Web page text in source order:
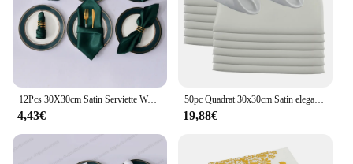
12Pcs 30X30cm Satin Serviette Weiche Taschentuch Romantische Hochzeit Bankett Tisch Platz Servietten Dinner-Party Dekoration
4,43€
50pc Quadrat 30x30cm Satin elegante Satin Servietten perfekt für Hochzeits abschluss & Dinnerpartys Restaurant Kaffee/Kuchen Geschirr tuch
19,88€